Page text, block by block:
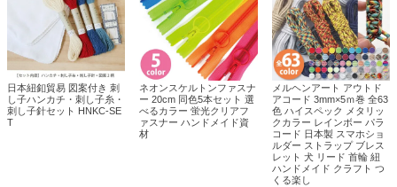
日本紐釦貿易 図案付き 刺
し子ハンカチ・刺し子糸・
刺し子針セット HNKC-SE
T
ネオンスケルトンファスナ
ー 20cm 同色5本セット 選
べるカラー 蛍光クリアフ
ァスナー ハンドメイド資
材
メルヘンアート アウトド
アコード 3mm×5ｍ巻 全63
色 ハイスペック メタリッ
クカラー レインボー パラ
コード 日本製 スマホショ
ルダー ストラップ ブレス
レット 犬 リード 首輪 紐
ハンドメイド クラフト つ
くる楽し